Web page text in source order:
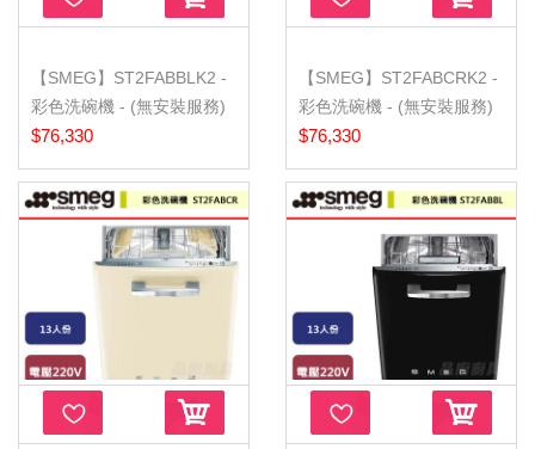
【SMEG】ST2FABBLK2 -
彩色洗碗機 - (無安裝服務)
$76,330
【SMEG】ST2FABCRK2 -
彩色洗碗機 - (無安裝服務)
$76,330